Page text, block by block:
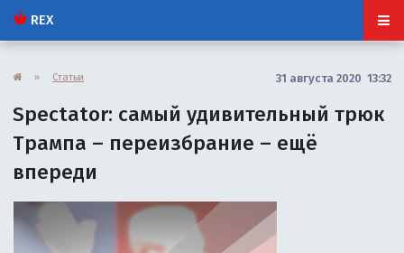
REX
» Статьи 31 августа 2020 13:32
Spectator: самый удивительный трюк
Трампа – переизбрание – ещё
впереди